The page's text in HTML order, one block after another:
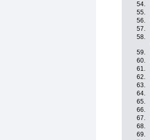
54.
55.
56.
57.
58.
59.
60.
61.
62.
63.
64.
65.
66.
67.
68.
69.